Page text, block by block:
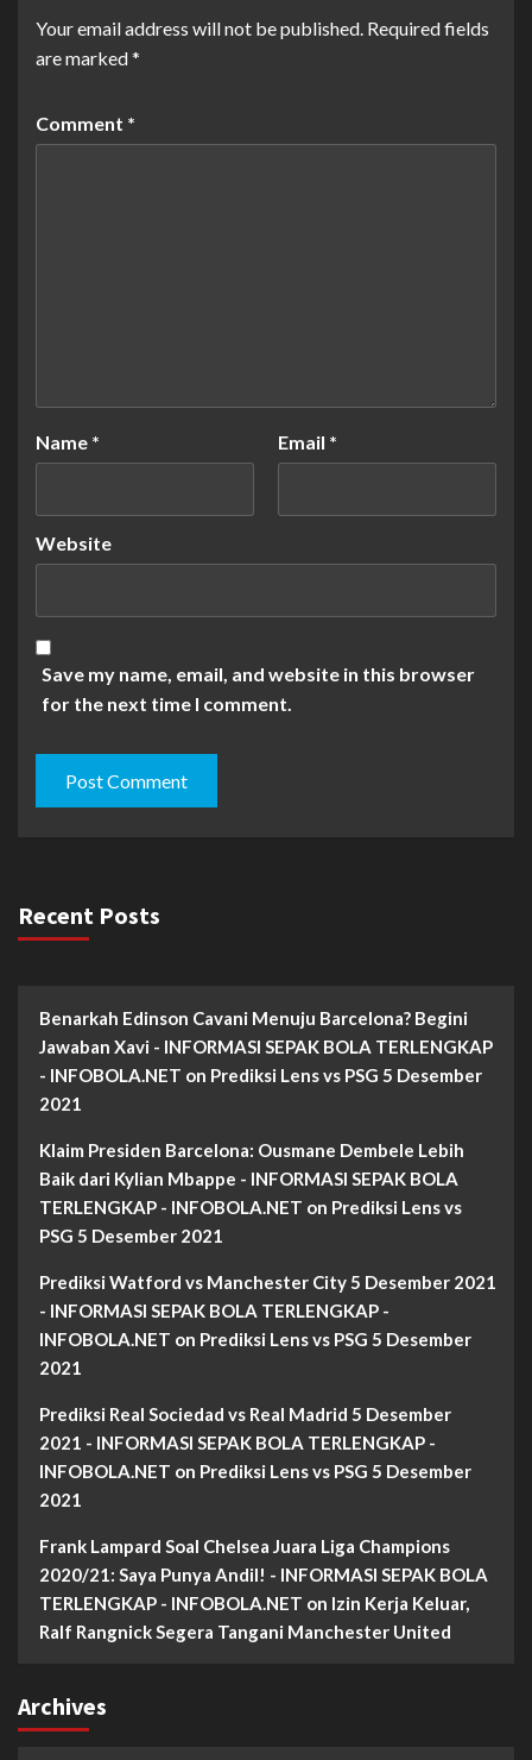
Your email address will not be published. Required fields
are marked*
Comment *
Name * Email *
Website
Save my name, email, and website in this browser
for the next time I comment.
Recent Posts
Benarkah Edinson Cavani Menuju Barcelona? Begini
Jawaban Xavi - INFORMASI SEPAK BOLA TERLENGKAP
- INFOBOLA.NET on Prediksi Lens vs PSG 5 Desember
2021
Klaim Presiden Barcelona: Ousmane Dembele Lebih
Baik dari Kylian Mbappe - INFORMASI SEPAK BOLA
TERLENGKAP - INFOBOLA.NET on Prediksi Lens vs
PSG 5 Desember 2021
Prediksi Watford vs Manchester City 5 Desember 2021
- INFORMASI SEPAK BOLA TERLENGKAP -
INFOBOLA.NET on Prediksi Lens vs PSG 5 Desember
2021
Prediksi Real Sociedad vs Real Madrid 5 Desember
2021 - INFORMASI SEPAK BOLA TERLENGKAP -
INFOBOLA.NET on Prediksi Lens vs PSG 5 Desember
2021
Frank Lampard Soal Chelsea Juara Liga Champions
2020/21: Saya Punya Andil! - INFORMASI SEPAK BOLA
TERLENGKAP - INFOBOLA.NET on Izin Kerja Keluar,
Ralf Rangnick Segera Tangani Manchester United
Archives